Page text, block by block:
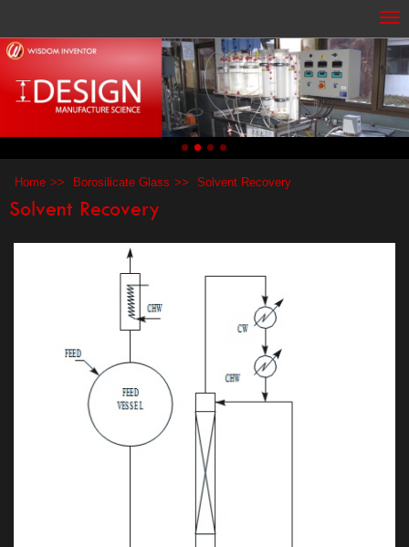
Home Borosilicate Glass Solvent Recovery
Solvent Recovery